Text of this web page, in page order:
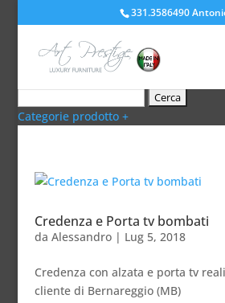
331.3586490
Categorie prodotto +
Credenza e Porta tv bombati
da Alessandro| Lug 5, 2018
Credenza con alzata e porta tv
cliente di Bernareggio (MB)